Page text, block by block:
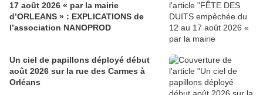
17 août 2026 « par la mairie
d’ORLEANS » : EXPLICATIONS de
l’association NANOPROD
Un ciel de papillons déployé début
août 2026 sur la rue des Carmes à
Orléans